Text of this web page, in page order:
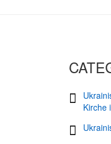
Kirche